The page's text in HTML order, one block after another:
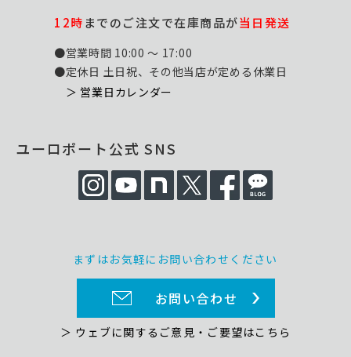
12時までのご注文で在庫商品が当日発送
●営業時間 10:00 ～ 17:00
●定休日 土日祝、その他当店が定める休業日
＞ 営業日カレンダー
ユーロポート公式 SNS
まずはお気軽にお問い合わせください
お問い合わせ
＞ ウェブに関するご意見・ご要望はこちら